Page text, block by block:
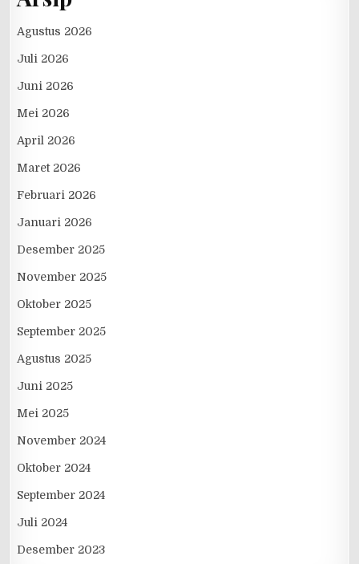
Agustus 2026
Juli 2026
Juni 2026
Mei 2026
April 2026
Maret 2026
Februari 2026
Januari 2026
Desember 2025
November 2025
Oktober 2025
September 2025
Agustus 2025
Juni 2025
Mei 2025
November 2024
Oktober 2024
September 2024
Juli 2024
Desember 2023